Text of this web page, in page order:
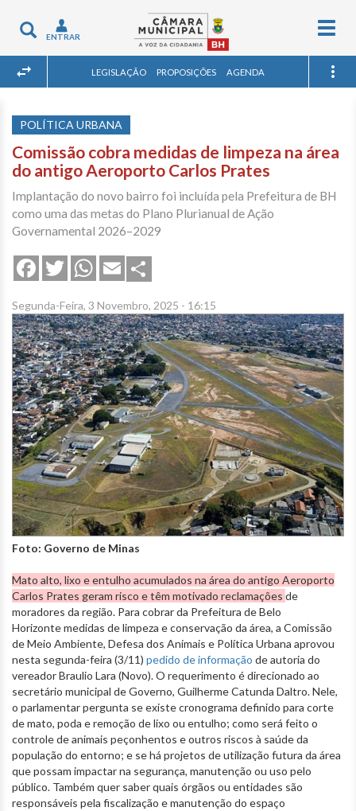
Toggle
navigation
ENTRAR
LEGISLAÇÃO PROPOSIÇÕES AGENDA
POLÍTICA URBANA
Comissão cobra medidas de limpeza na área
do antigo Aeroporto Carlos Prates
Implantação do novo bairro foi incluída pela Prefeitura de BH
como uma das metas do Plano Plurianual de Ação
Governamental 2026–2029
FacebookTwitterWhatsApp
Email
Segunda-Feira, 3 Novembro, 2025 - 16:15
Foto: Governo de Minas
Mato alto, lixo e entulho acumulados na área do antigo Aeroporto
Carlos Prates geram risco e têm motivado reclamações de
moradores da região. Para cobrar da Prefeitura de Belo
Horizonte medidas de limpeza e conservação da área, a Comissão
de Meio Ambiente, Defesa dos Animais e Política Urbana aprovou
nesta segunda-feira (3/11) pedido de informação de autoria do
vereador Braulio Lara (Novo). O requerimento é direcionado ao
secretário municipal de Governo, Guilherme Catunda Daltro. Nele,
o parlamentar pergunta se existe cronograma definido para corte
de mato, poda e remoção de lixo ou entulho; como será feito o
controle de animais peçonhentos e outros riscos à saúde da
população do entorno; e se há projetos de utilização futura da área
que possam impactar na segurança, manutenção ou uso pelo
público. Também quer saber quais órgãos ou entidades são
responsáveis pela fiscalização e manutenção do espaço